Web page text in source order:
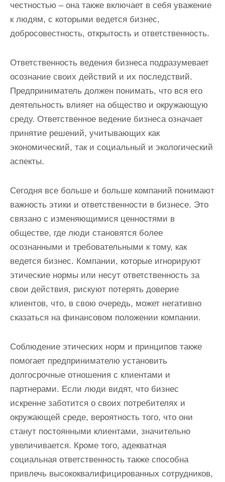
честностью – она также включает в себя уважение
к людям, с которыми ведется бизнес,
добросовестность, открытость и ответственность.
Ответственность ведения бизнеса подразумевает
осознание своих действий и их последствий.
Предприниматель должен понимать, что вся его
деятельность влияет на общество и окружающую
среду. Ответственное ведение бизнеса означает
принятие решений, учитывающих как
экономический, так и социальный и экологический
аспекты.
Сегодня все больше и больше компаний понимают
важность этики и ответственности в бизнесе. Это
связано с изменяющимися ценностями в
обществе, где люди становятся более
осознанными и требовательными к тому, как
ведется бизнес. Компании, которые игнорируют
этические нормы или несут ответственность за
свои действия, рискуют потерять доверие
клиентов, что, в свою очередь, может негативно
сказаться на финансовом положении компании.
Соблюдение этических норм и принципов также
помогает предпринимателю установить
долгосрочные отношения с клиентами и
партнерами. Если люди видят, что бизнес
искренне заботится о своих потребителях и
окружающей среде, вероятность того, что они
станут постоянными клиентами, значительно
увеличивается. Кроме того, адекватная
социальная ответственность также способна
привлечь высококвалифицированных сотрудников,